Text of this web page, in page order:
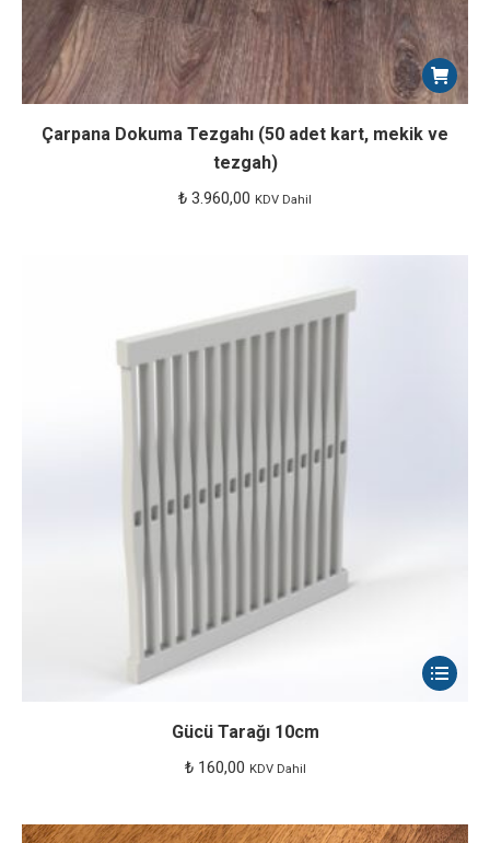
Çarpana Dokuma Tezgahı (50 adet kart, mekik ve
tezgah)
₺ 3.960,00 KDV Dahil
Bu
var.
Gücü Tarağı 10cm
₺160,00 KDV Dahil